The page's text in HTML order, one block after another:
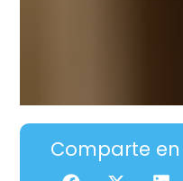
Comparte